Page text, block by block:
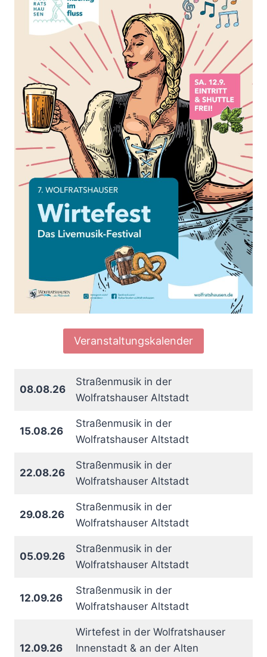
Veranstaltungskalender
08.08.26
Straßenmusik in der
Wolfratshauser Altstadt
15.08.26
Straßenmusik in der
Wolfratshauser Altstadt
22.08.26
Straßenmusik in der
Wolfratshauser Altstadt
29.08.26
Straßenmusik in der
Wolfratshauser Altstadt
05.09.26
Straßenmusik in der
Wolfratshauser Altstadt
12.09.26
Straßenmusik in der
Wolfratshauser Altstadt
12.09.26
Wirtefest in der Wolfratshauser
Innenstadt & an der Alten